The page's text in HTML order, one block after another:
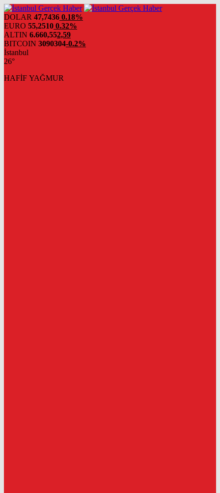
DOLAR 47,7436 0.18%
EURO 55,2510 0.32%
ALTIN 6.660,552,59
BITCOIN 3090304-0.2%
İstanbul
26°
HAFİF YAĞMUR